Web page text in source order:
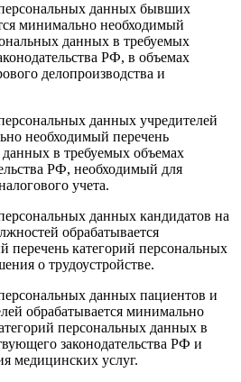
данных бывших
минимально необходимый
данных в требуемых
РФ, в объемах
делопроизводства и
данных учредителей
необходимый перечень
в требуемых объемах
РФ, необходимый для
учета.
данных кандидатов на
обрабатывается
категорий персональных
о трудоустройстве.
данных пациентов и
обрабатывается минимально
персональных данных в
законодательства РФ и
медицинских услуг.